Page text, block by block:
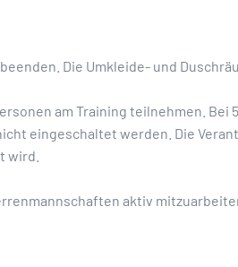
Die Umkleide- und
am Training teilnehmen. Bei
eingeschaltet werden. Die
wird.
aktiv